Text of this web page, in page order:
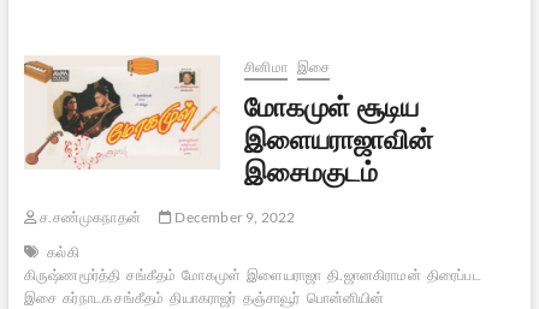
சினிமா இசை
மோகமுள் சூடிய
இளையராஜாவின்
இசைமகுடம்
ச.சண்முகநாதன்
December 9, 2022
கல்கி
கிருஷ்ணமூர்த்தி சங்கீதம் மோகமுள் இளையராஜா தி.ஜானகிராமன் திரைப்பட
இசை கர்நாடக சங்கீதம் தியாகராஜர் தஞ்சாவூர் பொன்னியின்